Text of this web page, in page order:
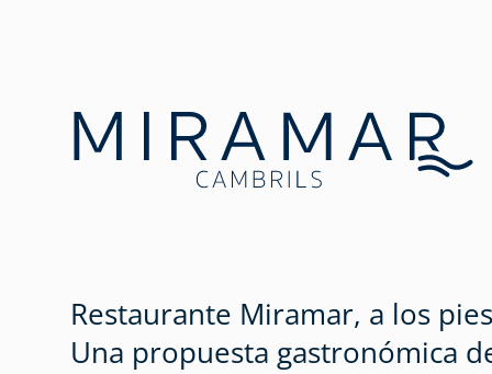
Restaurante Miramar, a los
Una propuesta gastronómica